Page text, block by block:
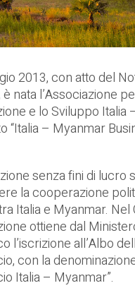
2013, con atto del
nata l’Associazione
e lo Sviluppo Italia
“Italia – Myanmar
senza fini di lucro
la cooperazione
Italia e Myanmar. Nel
ottiene dal
l’iscrizione all’Albo
con la
Italia – Myanmar”.